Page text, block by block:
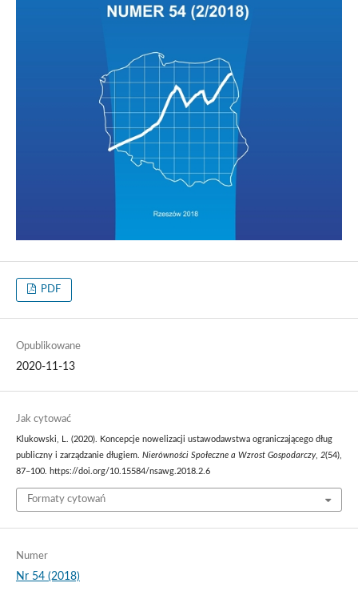
PDF
Opublikowane
2020-11-13
Jak cytować
Klukowski, L. (2020). Koncepcje nowelizacji ustawodawstwa ograniczającego dług
publiczny i zarządzanie długiem. Nierówności Społeczne a Wzrost Gospodarczy, 2(54),
87–100. https://doi.org/10.15584/nsawg.2018.2.6
Formaty cytowań
Numer
Nr 54 (2018)